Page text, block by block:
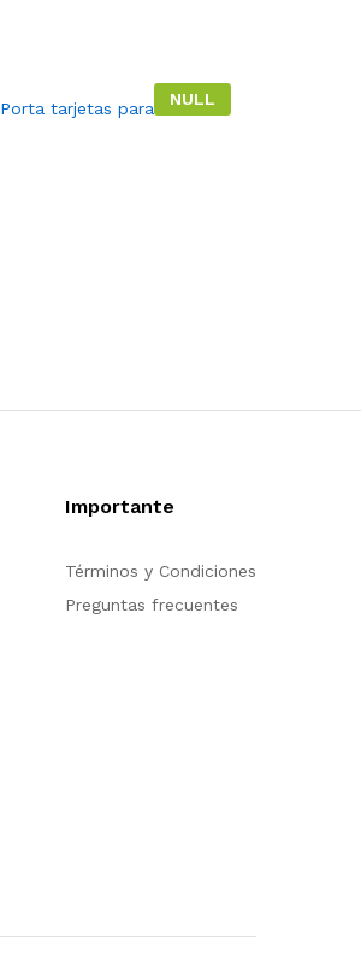
NULL
Porta tarjetas para celular.
Importante
Términos y Condiciones
Preguntas frecuentes